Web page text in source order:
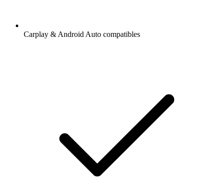
Carplay & Android Auto compatibles